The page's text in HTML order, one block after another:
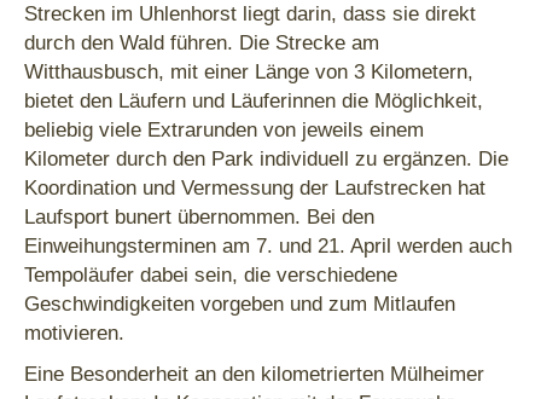
Strecken im Uhlenhorst liegt darin, dass sie direkt
durch den Wald führen. Die Strecke am
Witthausbusch, mit einer Länge von 3 Kilometern,
bietet den Läufern und Läuferinnen die Möglichkeit,
beliebig viele Extrarunden von jeweils einem
Kilometer durch den Park individuell zu ergänzen. Die
Koordination und Vermessung der Laufstrecken hat
Laufsport bunert übernommen. Bei den
Einweihungsterminen am 7. und 21. April werden auch
Tempoläufer dabei sein, die verschiedene
Geschwindigkeiten vorgeben und zum Mitlaufen
motivieren.
Eine Besonderheit an den kilometrierten Mülheimer